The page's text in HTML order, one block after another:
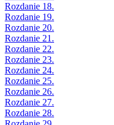
Rozdanie 18.
Rozdanie 19.
Rozdanie 20.
Rozdanie 21.
Rozdanie 22.
Rozdanie 23.
Rozdanie 24.
Rozdanie 25.
Rozdanie 26.
Rozdanie 27.
Rozdanie 28.